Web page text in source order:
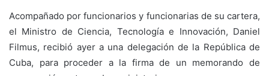
Acompañado por funcionarios y funcionarias de su cartera,
el Ministro de Ciencia, Tecnología e Innovación, Daniel
Filmus, recibió ayer a una delegación de la República de
Cuba, para proceder a la firma de un memorando de